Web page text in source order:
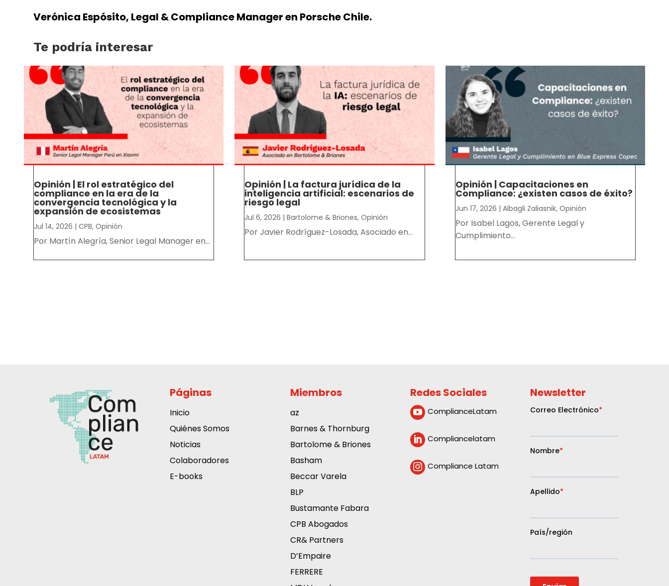
Verónica Espósito, Legal & Compliance Manager en Porsche Chile.
Te podría interesar
Opinión | El rol estratégico del
compliance en la era de la
convergencia tecnológica y la
expansión de ecosistemas
Jul 14, 2026 |CPB,Opinión
Por Martín Alegría, Senior Legal Manager en...
Opinión | La factura jurídica de la
inteligencia artificial: escenarios de
riesgo legal
Jul 6, 2026 |Bartolome & Briones,Opinión
Por Javier Rodríguez-Losada, Asociado en...
Opinión | Capacitaciones en
Compliance: ¿existen casos de éxito?
Jun 17, 2026 | Albagli Zaliasnik, Opinión
Por Isabel Lagos, Gerente Legal y
Cumplimiento...
Páginas
Inicio
Quiénes Somos
Noticias
Colaboradores
E-books
Miembros
az
Barnes & Thornburg
Bartolome & Briones
Basham
Beccar Varela
BLP
Bustamante Fabara
CPB Abogados
CR& Partners
D’Empaire
FERRERE
Redes Sociales
 ComplianceLatam
 Compliancelatam
 Compliance Latam
Newsletter